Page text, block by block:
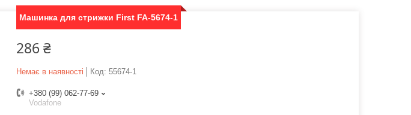
Машинка для стрижки First FA-5674-1
286 ₴
Немає в наявності Код: 55674-1
+380 (99) 062-77-69
Vodafone